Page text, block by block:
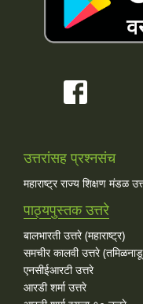
उत्तरांसह प्रश्नसंच
महाराष्ट्र राज्य शिक्षण मंडळ
पाठ्यपुस्तक उत्तरे
बालभारती उत्तरे (महाराष्ट्र)
समचीर कालवी उत्तरे
एनसीईआरटी उत्तरे
आरडी शर्मा उत्तरे